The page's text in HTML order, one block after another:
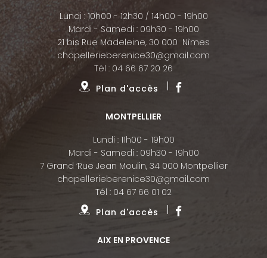
Lundi : 10h00 - 12h30 / 14h00 - 19h00
Mardi - Samedi : 09h30 - 19h00
21 bis Rue Madeleine, 30 000 Nîmes
chapellerieberenice30@gmail.com
Tél : 04 66 67 20 26
Plan d'accès
MONTPELLIER
Lundi : 11h00 - 19h00
Mardi - Samedi : 09h30 - 19h00
7 Grand ’Rue Jean Moulin, 34 000 Montpellier
chapellerieberenice30@gmail.com
Tél : 04 67 66 01 02
Plan d'accès
AIX EN PROVENCE